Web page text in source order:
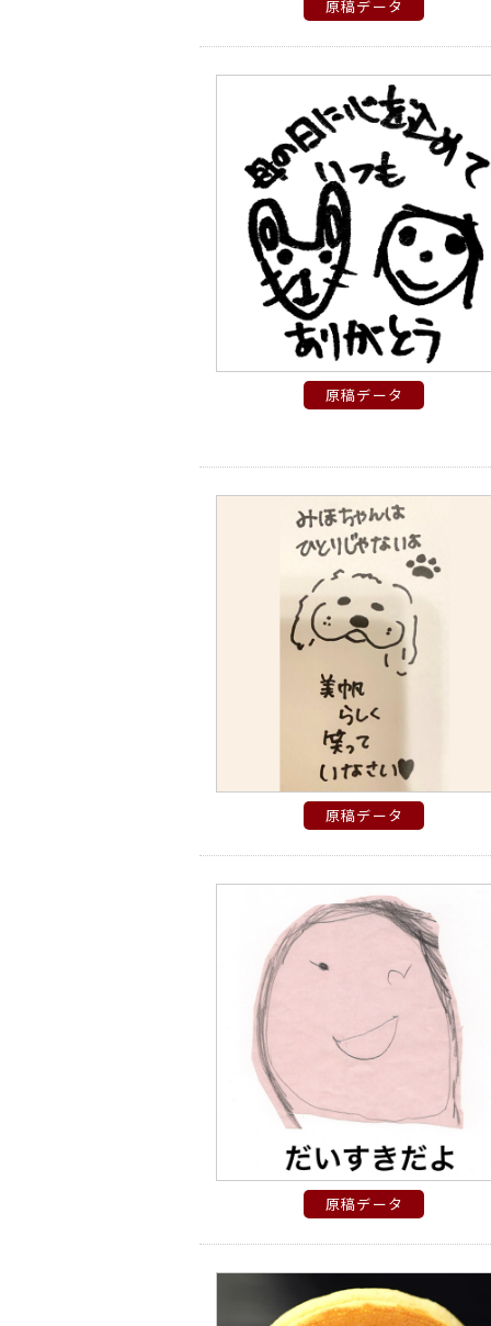
原稿データ
原稿データ
原稿データ
原稿データ